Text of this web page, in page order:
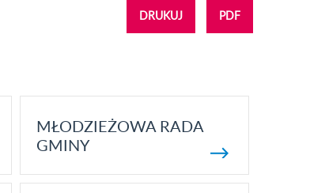
DRUKUJ PDF
MŁODZIEŻOWA RADA
GMINY